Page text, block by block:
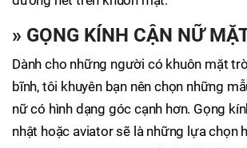
» GỌNG KÍNH CẬN NỮ
Dành cho những người có khuôn mặt
bĩnh, tôi khuyên bạn nên chọn những
nữ có hình dạng góc cạnh hơn. Gọng
nhật hoặc aviator sẽ là những lựa chọn